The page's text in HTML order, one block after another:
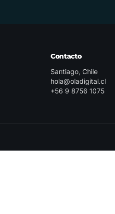
Contacto
Santiago, Chile
hola@oladigital.cl
+56 9 8756 1075